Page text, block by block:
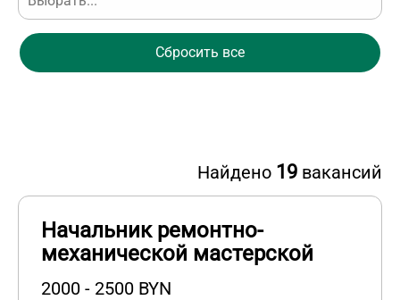
Сбросить все
Найдено 19 вакансий
Начальник ремонтно-
механической мастерской
2000 - 2500 BYN